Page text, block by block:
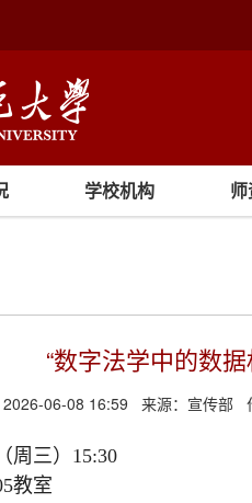
学校机构
“数字法学中的数
2026-06-08 16:59 来源： 宣传部
周三）15:30
教室